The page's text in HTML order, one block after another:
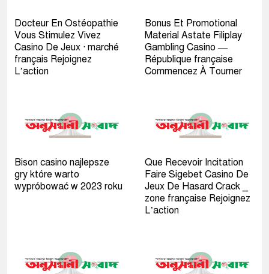
Docteur En Ostéopathie
Vous Stimulez Vivez
Casino De Jeux · marché
français Rejoignez
L’action
Bonus Et Promotional
Material Astate Filiplay
Gambling Casino —
République française
Commencez À Tourner
Bison casino najlepsze
gry które warto
wypróbować w 2023 roku
Que Recevoir Incitation
Faire Sigebet Casino De
Jeux De Hasard Crack _
zone française Rejoignez
L’action